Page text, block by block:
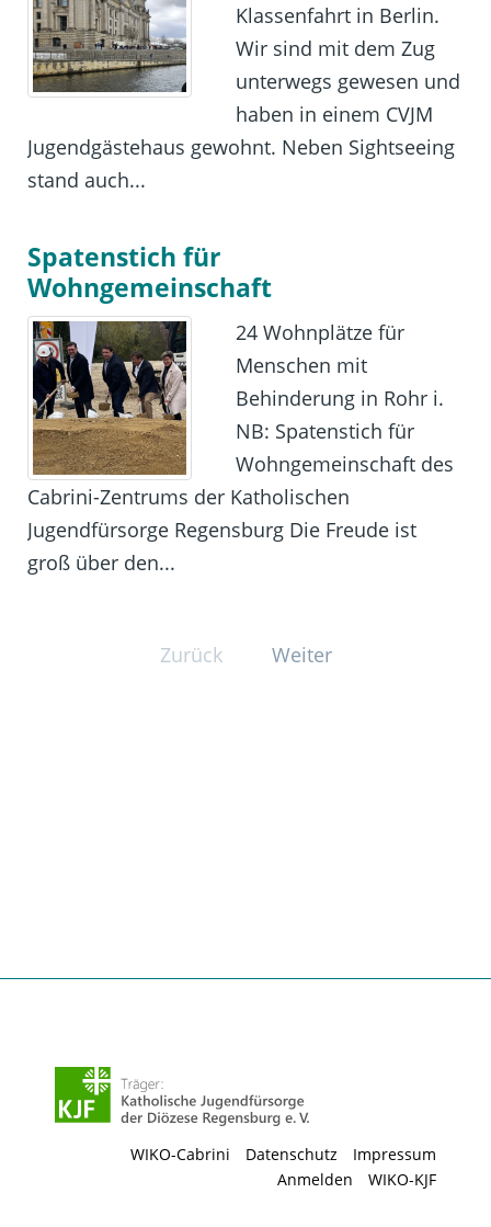
Klassenfahrt in Berlin.
Wir sind mit dem Zug
unterwegs gewesen und
haben in einem CVJM
Jugendgästehaus gewohnt. Neben Sightseeing
stand auch...
Spatenstich für
Wohngemeinschaft
24 Wohnplätze für
Menschen mit
Behinderung in Rohr i.
NB: Spatenstich für
Wohngemeinschaft des
Cabrini-Zentrums der Katholischen
Jugendfürsorge Regensburg Die Freude ist
groß über den...
Zurück Weiter
Impressum
Datenschutz
WIKO-Cabrini
WIKO-KJF
Anmelden